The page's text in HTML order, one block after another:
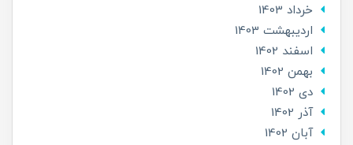
خرداد 1403
ارديبهشت 1403
اسفند 1402
بهمن 1402
دی 1402
آذر 1402
آبان 1402